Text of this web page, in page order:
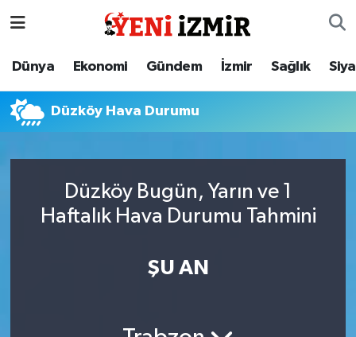
Dünya Ekonomi Gündem İzmir Sağlık
Düzköy Hava Durumu
Düzköy Bugün, Yarın ve 1
Haftalık Hava Durumu Tahmini
ŞU AN
Dünya
İzmir
Sağlık
İzmir Nöbetçi Eczaneler
İzmir Trafik Yoğunluk Haritası
Süper Lig Puan Durumu ve Fikstür